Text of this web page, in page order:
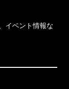
イベント情報な